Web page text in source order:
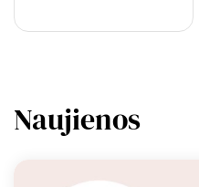
Naujienos